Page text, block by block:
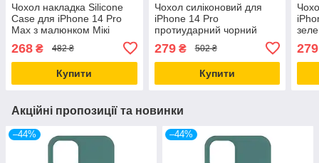
Чохол накладка Silicone
Case для iPhone 14 Pro
Max з малюнком Мікі
подряпин
268 ₴ 482 ₴
Купити
Чохол силіконовий для
iPhone 14 Pro
протиударний чорний
подряпин з MagSafe
279₴ 502 ₴
Купити
і
279
Акційні пропозиції та новинки
–44% –44%